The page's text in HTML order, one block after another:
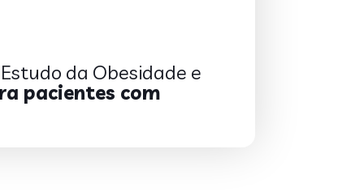
da Obesidade e
pacientes com